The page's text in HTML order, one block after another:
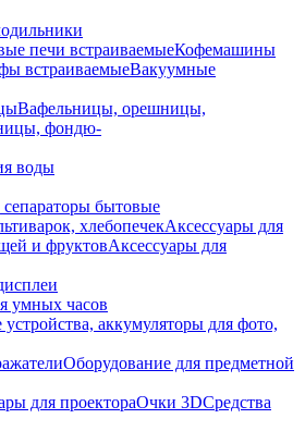
печи встраиваемыеКофемашины
встраиваемыеВакуумные
Вафельницы, орешницы,
фондю-
воды
бытовые
хлебопечекАксессуары для
и фруктовАксессуары для
умных часов
устройства, аккумуляторы для фото,
Оборудование для предметной
для проектораОчки 3DСредства